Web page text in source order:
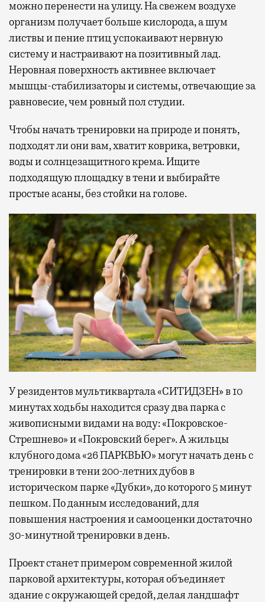
можно перенести на улицу. На свежем воздухе
организм получает больше кислорода, а шум
листвы и пение птиц успокаивают нервную
систему и настраивают на позитивный лад.
Неровная поверхность активнее включает
мышцы-стабилизаторы и системы, отвечающие за
равновесие, чем ровный пол студии.
Чтобы начать тренировки на природе и понять,
подходят ли они вам, хватит коврика, ветровки,
воды и солнцезащитного крема. Ищите
подходящую площадку в тени и выбирайте
простые асаны, без стойки на голове.
У резидентов мультиквартала «СИТИДЗЕН» в 10
минутах ходьбы находится сразу два парка с
живописными видами на воду: «Покровское-
Стрешнево» и «Покровский берег». А жильцы
клубного дома «26 ПАРКВЬЮ» могут начать день с
тренировки в тени 200-летних дубов в
историческом парке «Дубки», до которого 5 минут
пешком. По данным исследований, для
повышения настроения и самооценки достаточно
30-минутной тренировки в день.
Проект станет примером современной жилой
парковой архитектуры, которая объединяет
здание с окружающей средой, делая ландшафт